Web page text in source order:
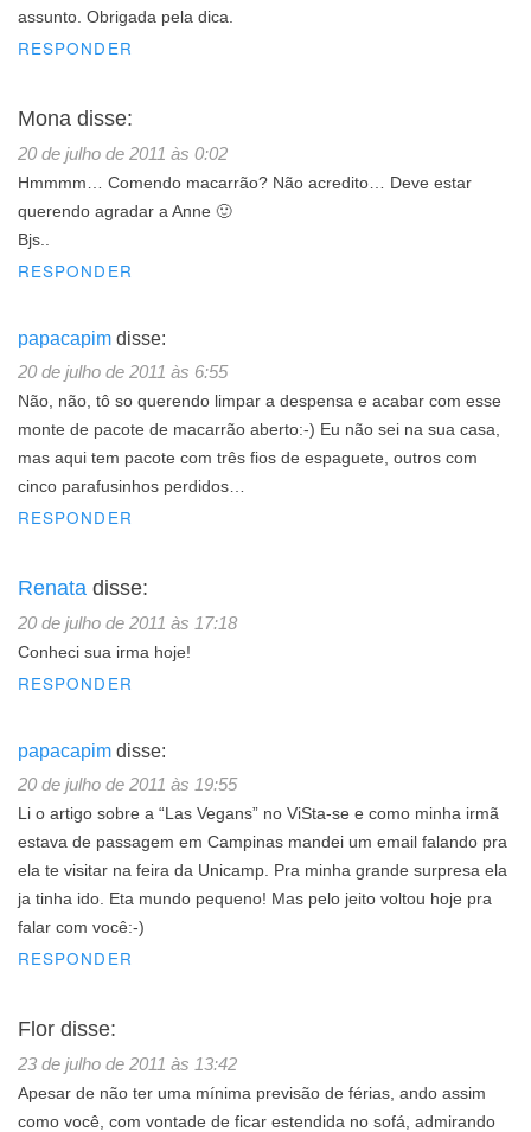
assunto. Obrigada pela dica.
RESPONDER
Mona disse:
20 de julho de 2011 às 0:02
Hmmmm… Comendo macarrão? Não acredito… Deve estar
querendo agradar a Anne 🙂
Bjs..
RESPONDER
papacapim disse:
20 de julho de 2011 às 6:55
Não, não, tô so querendo limpar a despensa e acabar com esse
monte de pacote de macarrão aberto:-) Eu não sei na sua casa,
mas aqui tem pacote com três fios de espaguete, outros com
cinco parafusinhos perdidos…
RESPONDER
Renata disse:
20 de julho de 2011 às 17:18
Conheci sua irma hoje!
RESPONDER
papacapim disse:
20 de julho de 2011 às 19:55
Li o artigo sobre a “Las Vegans” no ViSta-se e como minha irmã
estava de passagem em Campinas mandei um email falando pra
ela te visitar na feira da Unicamp. Pra minha grande surpresa ela
ja tinha ido. Eta mundo pequeno! Mas pelo jeito voltou hoje pra
falar com você:-)
RESPONDER
Flor disse:
23 de julho de 2011 às 13:42
Apesar de não ter uma mínima previsão de férias, ando assim
como você, com vontade de ficar estendida no sofá, admirando